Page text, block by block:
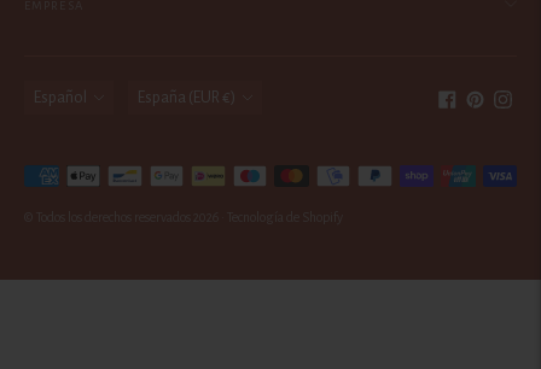
idioma
Español moneda
España (EUR €)
Métodos